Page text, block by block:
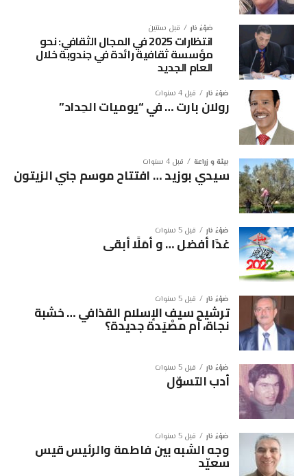
ضوْءُ نار قبل سنتين
انتظارات 2025 في المجال الثقافي: نحو
مؤسسة ثقافية رائدة في جندوبة خلال
العام الجديد
ضوْءُ نار قبل 4 سنوات
رولان بارت … في “يوميات الحِداد”
بيئة و زراعة قبل 4 سنوات
سيدي بوزيد … افتتاح موسم جني الزيتون
ضوْءُ نار قبل 5 سنوات
غدًا أفضل … و أمَلًا أبقى
ضوْءُ نار قبل 5 سنوات
ترشيح سيف الإسلام القذافي … خشبة
نجاة، أم مصْيَدة جديدة؟
ضوْءُ نار قبل 5 سنوات
أدب التسوّل
ضوْءُ نار قبل 5 سنوات
وجه الشبه بين فاطمة والرئيس قيس
سعيّد